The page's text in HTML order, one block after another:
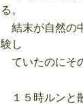
る。
結末が自然の
験し
ていたのにそ
１５時ルンと